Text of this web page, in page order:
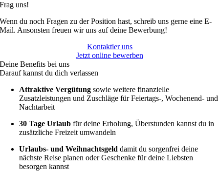
Frag uns!
Wenn du noch Fragen zu der Position hast, schreib uns gerne eine E-
Mail. Ansonsten freuen wir uns auf deine Bewerbung!
Kontaktier uns
Jetzt online bewerben
Deine Benefits bei uns
Darauf kannst du dich verlassen
Attraktive Vergütung sowie weitere finanzielle
Zusatzleistungen und Zuschläge für Feiertags-, Wochenend- und
Nachtarbeit
30 Tage Urlaub für deine Erholung, Überstunden kannst du in
zusätzliche Freizeit umwandeln
Urlaubs- und Weihnachtsgeld damit du sorgenfrei deine
nächste Reise planen oder Geschenke für deine Liebsten
besorgen kannst